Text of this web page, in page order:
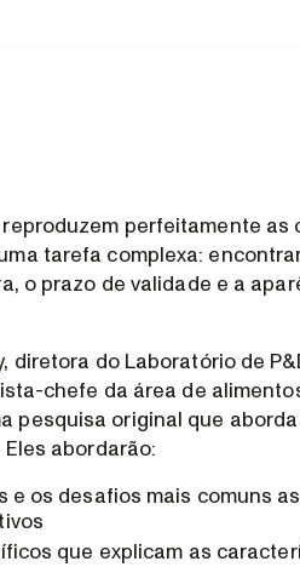
perfeitamente as
tarefa complexa:
o prazo de validade e a
diretora do Laboratório de
chefe da área de
pesquisa original que
abordarão:
e os desafios mais comuns
que explicam as